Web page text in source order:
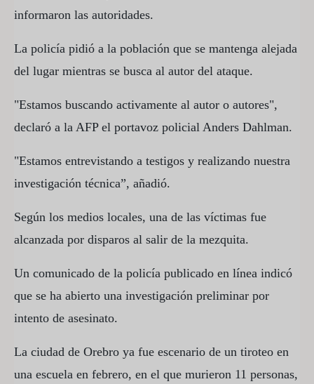
informaron las autoridades.
La policía pidió a la población que se mantenga alejada
del lugar mientras se busca al autor del ataque.
"Estamos buscando activamente al autor o autores",
declaró a la AFP el portavoz policial Anders Dahlman.
"Estamos entrevistando a testigos y realizando nuestra
investigación técnica”, añadió.
Según los medios locales, una de las víctimas fue
alcanzada por disparos al salir de la mezquita.
Un comunicado de la policía publicado en línea indicó
que se ha abierto una investigación preliminar por
intento de asesinato.
La ciudad de Orebro ya fue escenario de un tiroteo en
una escuela en febrero, en el que murieron 11 personas,